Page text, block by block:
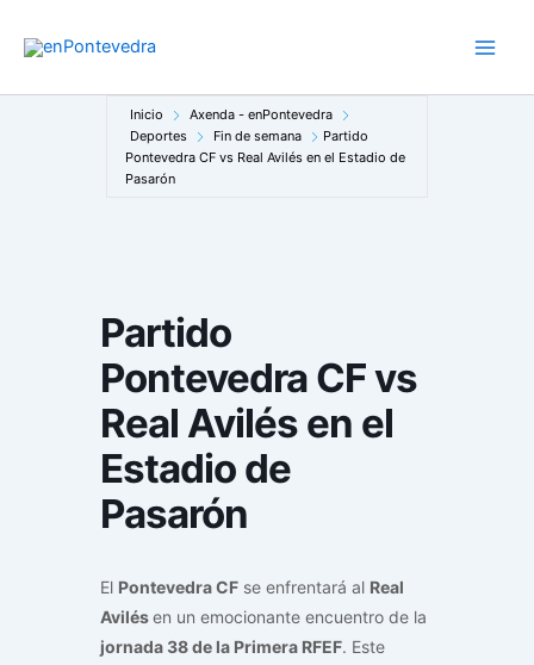
Inicio
Axenda - enPontevedra
Deportes
Fin de semana
Partido
Pontevedra CF vs Real Avilés en el Estadio de
Pasarón
Partido
Pontevedra CF vs
Real Avilés en el
Estadio de
Pasarón
El Pontevedra CF se enfrentará al Real
Avilésen un emocionante encuentro de la
jornada 38 de la Primera RFEF. Este